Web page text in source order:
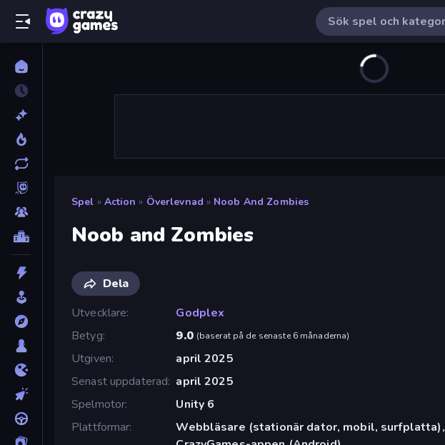
Spel » Action » Överlevnad » Noob And Zombies
Noob and Zombies
Dela
Utvecklare
Godplex
Betyg
9.0 (baserat på de senaste 6 månaderna)
Utgiven
april 2025
Senast uppdaterad april 2025
Spelmotor
Unity 6
Plattformar
Webbläsare (stationär dator, mobil, surfplatta),